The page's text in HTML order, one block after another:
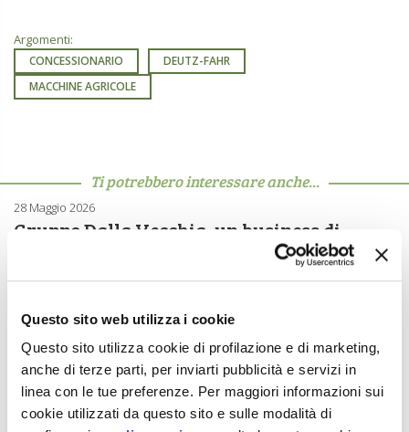
Questo sito web utilizza i cookie
Questo sito utilizza cookie di profilazione e di marketing,
anche di terze parti, per inviarti pubblicità e servizi in
linea con le tue preferenze. Per maggiori informazioni sui
cookie utilizzati da questo sito e sulle modalità di
Argomenti:
CONCESSIONARIO
DEUTZ-FAHR
MACCHINE AGRICOLE
Ti potrebbero interessare anche...
28 Maggio 2026
Gruppo Dalla Vecchia, un business di
A colloquio con Luca ed Elisa Dalla Vecchia, terza generazione
l’agricoltura e il […]
16 Gennaio 2026
Mechan cala il tris, sua la maggioranza di
Agri Ravagnolo
Con un nota ufficiale, datata 16 gennaio 2026, l’olandese